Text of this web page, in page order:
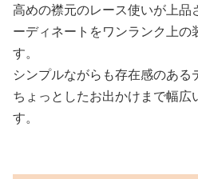
高めの襟元のレース使いが上品
ーディネートをワンランク上の
す。
シンプルながらも存在感のある
ちょっとしたお出かけまで幅
す。